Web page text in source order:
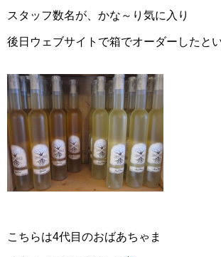
スタッフ数名が、かな～り気に入り
後日ウェブサイトで箱でオーダーしたと
こちらは4代目のおばあちゃま